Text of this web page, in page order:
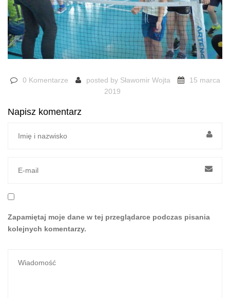
0 Komentarze posted by Sławomir Wojta
15 marca
2019
Napisz komentarz
Zapamiętaj moje dane w tej przeglądarce podczas pisania
kolejnych komentarzy.